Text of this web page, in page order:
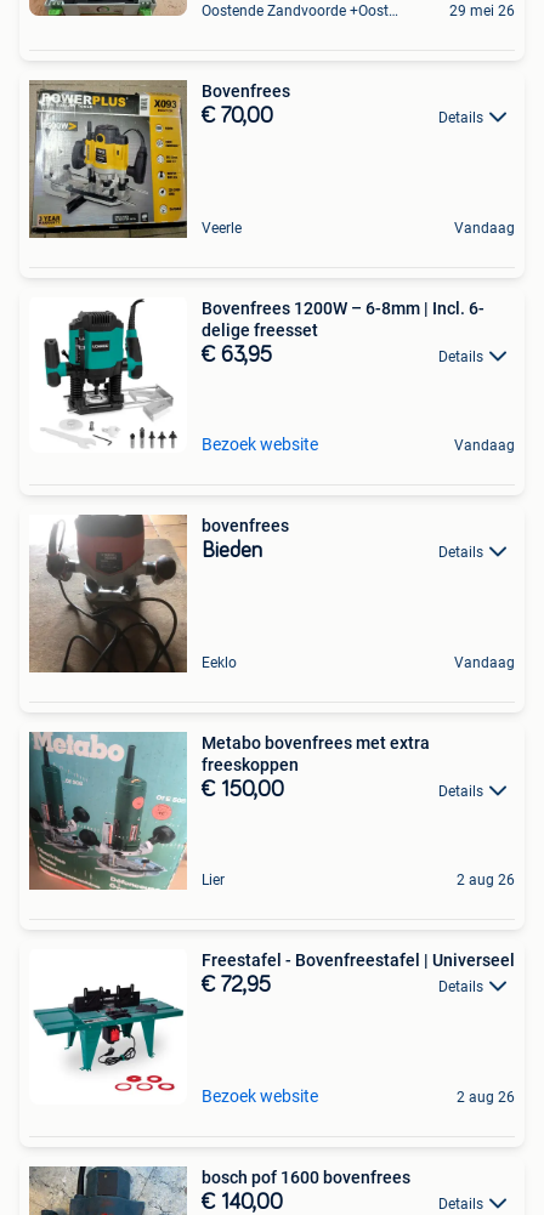
Oostende Zandvoorde +Oostende 29 mei 26
Bovenfrees
€ 70,00 Details
Veerle Vandaag
Bovenfrees 1200W – 6-8mm | Incl. 6-
delige freesset
€ 63,95 Details
Bezoek website Vandaag
bovenfrees
Bieden Details
Eeklo Vandaag
Metabo bovenfrees met extra
freeskoppen
€ 150,00 Details
Lier 2 aug 26
Freestafel - Bovenfreestafel | Universeel
€ 72,95 Details
Bezoek website 2 aug 26
bosch pof 1600 bovenfrees
€ 140,00 Details